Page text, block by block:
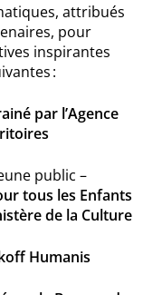
attribués
pour
inspirantes
:
par l’Agence
public –
tous les Enfants
de la Culture
Humanis